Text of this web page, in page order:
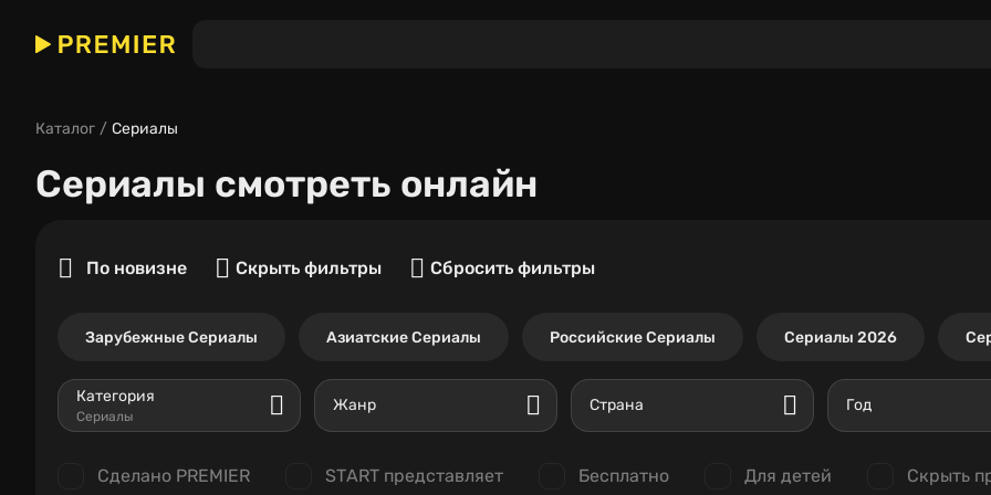
Каталог Сериалы
Сериалы смотреть онлайн
По новизне Скрыть фильтры Сбросить фильтры
Зарубежные Сериалы Азиатские Сериалы Российские Сериалы Сериалы 2026
Категория
Сериалы
Жанр Страна Год
Сделано PREMIER START представляет Бесплатно Для детей Скрыть